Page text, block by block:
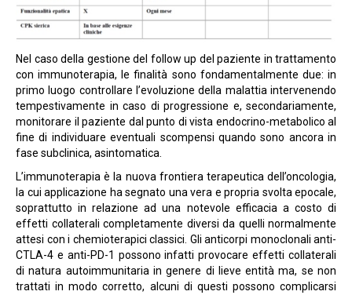
Nel caso della gestione del follow up del paziente in trattamento
con immunoterapia, le finalità sono fondamentalmente due: in
primo luogo controllare l’evoluzione della malattia intervenendo
tempestivamente in caso di progressione e, secondariamente,
monitorare il paziente dal punto di vista endocrino-metabolico al
fine di individuare eventuali scompensi quando sono ancora in
fase subclinica, asintomatica.
L’immunoterapia è la nuova frontiera terapeutica dell’oncologia,
la cui applicazione ha segnato una vera e propria svolta epocale,
soprattutto in relazione ad una notevole efficacia a costo di
effetti collaterali completamente diversi da quelli normalmente
attesi con i chemioterapici classici. Gli anticorpi monoclonali anti-
CTLA-4 e anti-PD-1 possono infatti provocare effetti collaterali
di natura autoimmunitaria in genere di lieve entità ma, se non
trattati in modo corretto, alcuni di questi possono complicarsi